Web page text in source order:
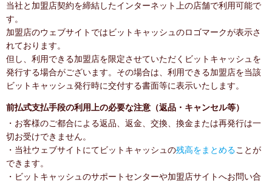
当社と加盟店契約を締結したインターネット上の店舗で利用可能で
す。
加盟店のウェブサイトではビットキャッシュのロゴマークが表示さ
れております。
但し、利用できる加盟店を限定させていただくビットキャッシュを
発行する場合がございます。その場合は、利用できる加盟店を当該
ビットキャッシュ発行時に交付する書面等に表示いたします。
前払式支払手段の利用上の必要な注意（返品・キャンセル等）
・お客様のご都合による返品、返金、交換、換金または再発行は一
切お受けできません。
・当社ウェブサイトにてビットキャッシュの残高をまとめることが
できます。
・ビットキャッシュのサポートセンターや加盟店サイトへお問い合